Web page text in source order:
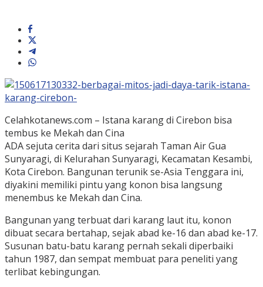
Celahkotanews.com – Istana karang di Cirebon bisa
tembus ke Mekah dan Cina
ADA sejuta cerita dari situs sejarah Taman Air Gua
Sunyaragi, di Kelurahan Sunyaragi, Kecamatan Kesambi,
Kota Cirebon. Bangunan terunik se-Asia Tenggara ini,
diyakini memiliki pintu yang konon bisa langsung
menembus ke Mekah dan Cina.
Bangunan yang terbuat dari karang laut itu, konon
dibuat secara bertahap, sejak abad ke-16 dan abad ke-17.
Susunan batu-batu karang pernah sekali diperbaiki
tahun 1987, dan sempat membuat para peneliti yang
terlibat kebingungan.